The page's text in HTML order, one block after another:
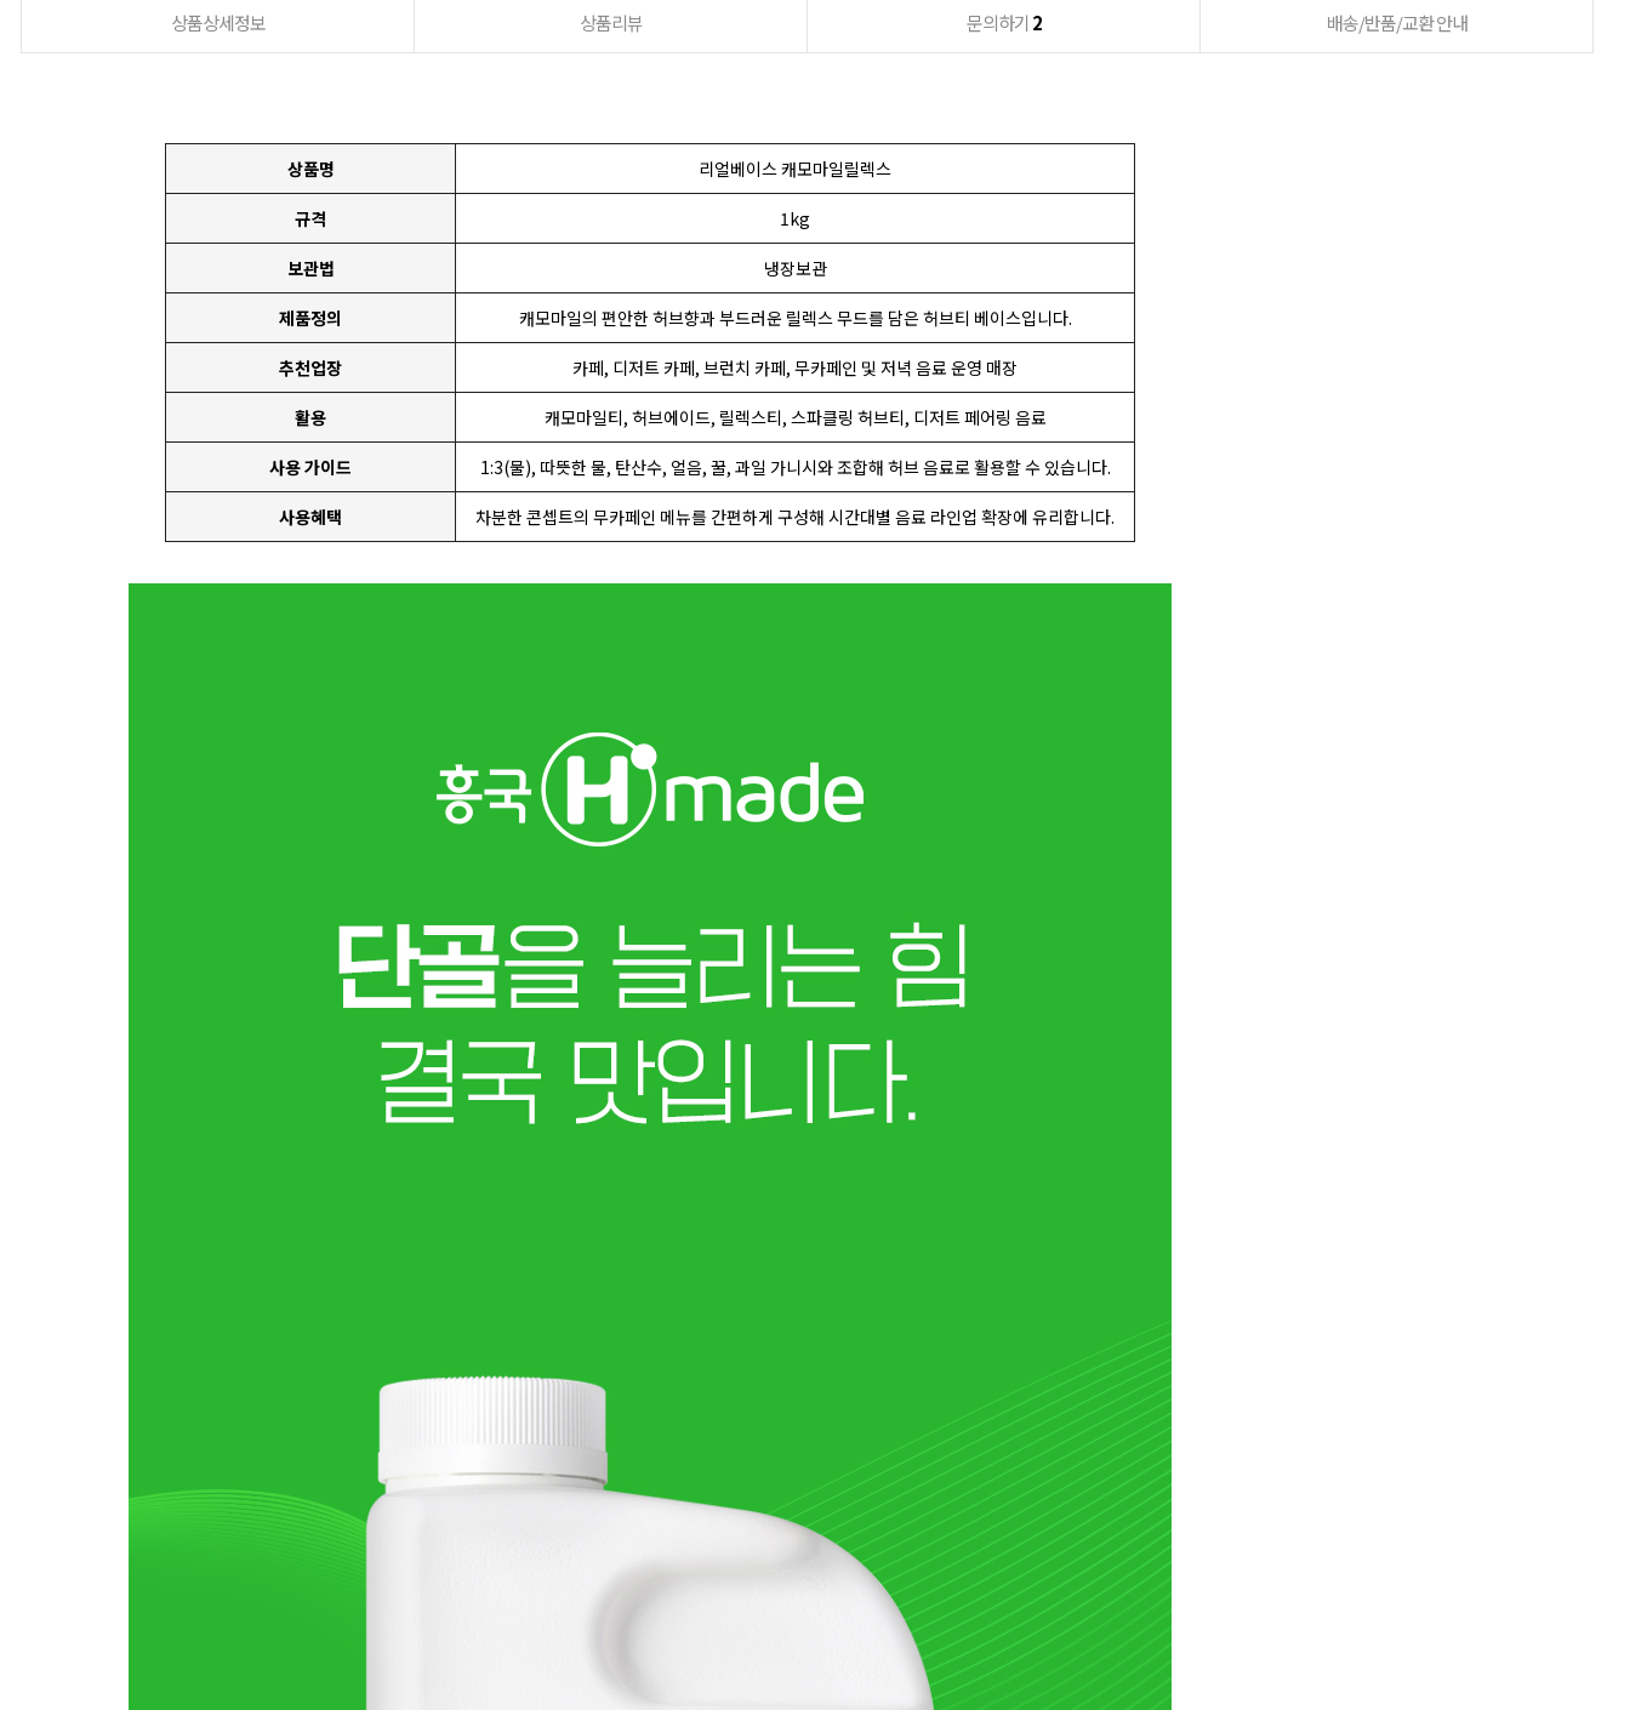
상품상세정보 상품리뷰 문의하기 2 배송/반품/교환 안내
상품명 리얼베이스 캐모마일릴렉스
규격 1kg
보관법 냉장보관
제품정의 캐모마일의 편안한 허브향과 부드러운 릴렉스 무드를 담은 허브티 베이스입니다.
추천업장 카페, 디저트 카페, 브런치 카페, 무카페인 및 저녁 음료 운영 매장
활용 캐모마일티, 허브에이드, 릴렉스티, 스파클링 허브티, 디저트 페어링 음료
사용 가이드 1:3(물), 따뜻한 물, 탄산수, 얼음, 꿀, 과일 가니시와 조합해 허브 음료로 활용할 수 있습니다.
사용혜택 차분한 콘셉트의 무카페인 메뉴를 간편하게 구성해 시간대별 음료 라인업 확장에 유리합니다.